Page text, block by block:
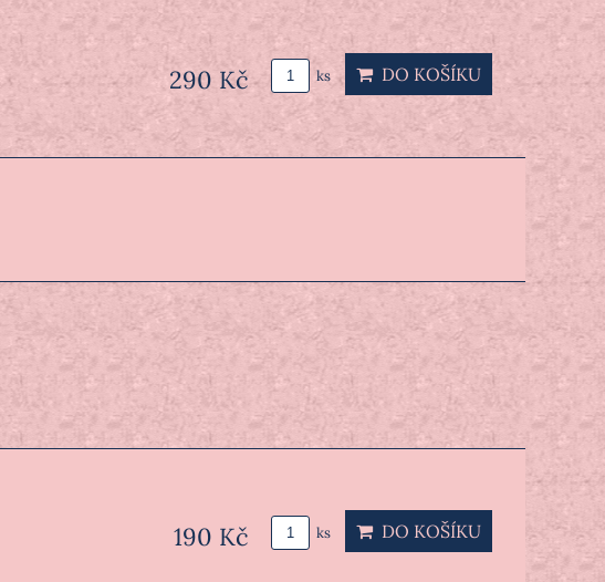
290 Kč ks DO KOŠÍKU
190 Kč ks DO KOŠÍKU